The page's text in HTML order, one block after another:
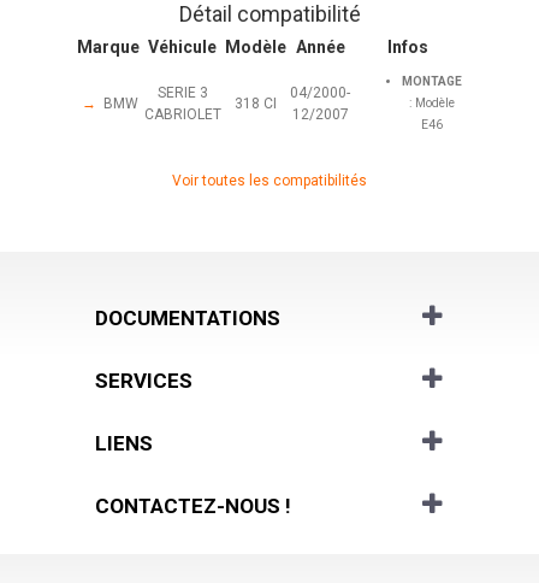
Détail compatibilité
Marque Véhicule Modèle Année Infos
→ BMW
SERIE 3
CABRIOLET
318 CI
04/2000-
12/2007
MONTAGE
: Modèle
E46
Voir toutes les compatibilités
DOCUMENTATIONS
SERVICES
LIENS
CONTACTEZ-NOUS !